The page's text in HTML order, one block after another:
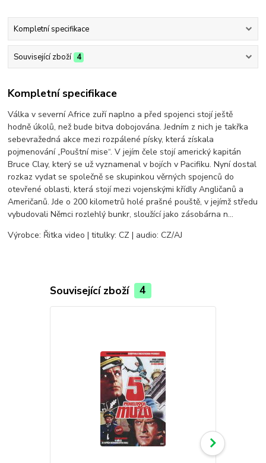
Kompletní specifikace
Související zboží 4
Kompletní specifikace
Válka v severní Africe zuří naplno a před spojenci stojí ještě
hodně úkolů, než bude bitva dobojována. Jedním z nich je takřka
sebevražedná akce mezi rozpálené písky, která získala
pojmenování „Pouštní mise“. V jejím čele stojí americký kapitán
Bruce Clay, který se už vyznamenal v bojích v Pacifiku. Nyní dostal
rozkaz vydat se společně se skupinkou věrných spojenců do
otevřené oblasti, která stojí mezi vojenskými křídly Angličanů a
Američanů. Jde o 200 kilometrů holé prašné pouště, v jejímž středu
vybudovali Němci rozlehlý bunkr, sloužící jako zásobárna n…
Výrobce: Řitka video | titulky: CZ | audio: CZ/AJ
Související zboží 4